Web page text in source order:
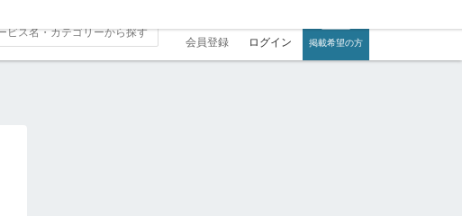
会員登録 ログイン 掲載希望の方